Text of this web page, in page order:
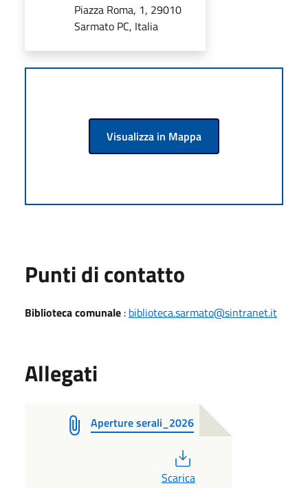
Piazza Roma, 1, 29010
Sarmato PC, Italia
Visualizza in Mappa
Punti di contatto
Biblioteca comunale : biblioteca.sarmato@sintranet.it
Allegati
Aperture serali_2026
Scarica